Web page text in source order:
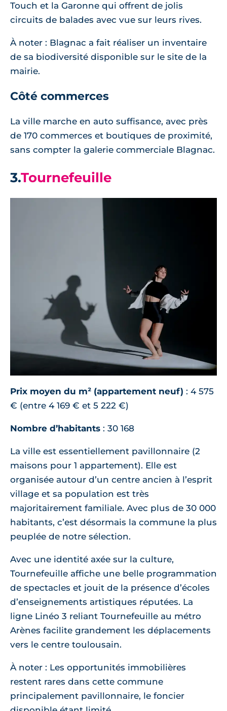
Touch et la Garonne qui offrent de jolis
circuits de balades avec vue sur leurs rives.
À noter : Blagnac a fait réaliser un inventaire
de sa biodiversité disponible sur le site de la
mairie.
Côté commerces
La ville marche en auto suffisance, avec près
de 170 commerces et boutiques de proximité,
sans compter la galerie commerciale Blagnac.
3.Tournefeuille
Prix moyen du m² (appartement neuf) : 4 575
€ (entre 4 169 € et 5 222 €)
Nombre d’habitants : 30 168
La ville est essentiellement pavillonnaire (2
maisons pour 1 appartement). Elle est
organisée autour d’un centre ancien à l’esprit
village et sa population est très
majoritairement familiale. Avec plus de 30 000
habitants, c’est désormais la commune la plus
peuplée de notre sélection.
Avec une identité axée sur la culture,
Tournefeuille affiche une belle programmation
de spectacles et jouit de la présence d’écoles
d’enseignements artistiques réputées. La
ligne Linéo 3 reliant Tournefeuille au métro
Arènes facilite grandement les déplacements
vers le centre toulousain.
À noter : Les opportunités immobilières
restent rares dans cette commune
principalement pavillonnaire, le foncier